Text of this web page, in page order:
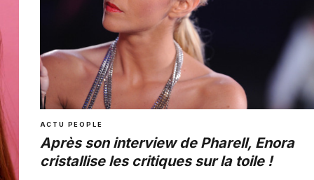
ACTU PEOPLE
Après son interview de Pharell, Enora
cristallise les critiques sur la toile !